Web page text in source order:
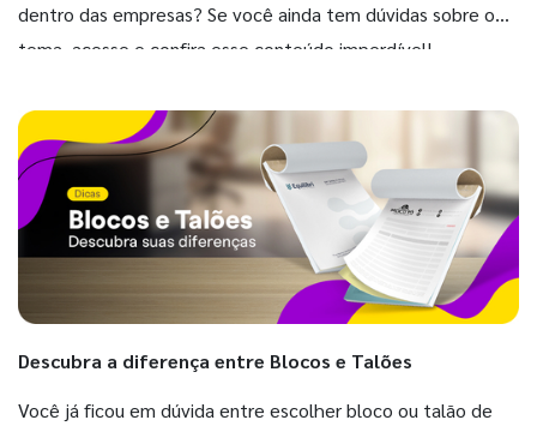
dentro das empresas? Se você ainda tem dúvidas sobre o
tema, acesse e confira esse conteúdo imperdível!
Descubra a diferença entre Blocos e Talões
Você já ficou em dúvida entre escolher bloco ou talão de